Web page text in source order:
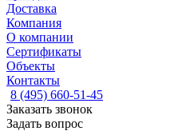
Доставка
Компания
О компании
Сертификаты
Объекты
Контакты
8 (495) 660-51-45
Заказать звонок
Задать вопрос